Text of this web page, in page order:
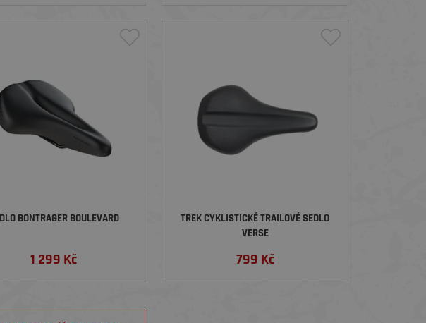
BONTRAGER BOULEVARD
1 299 Kč
TREK CYKLISTICKÉ TRAILOVÉ SEDLO
VERSE
799 Kč